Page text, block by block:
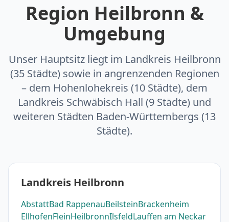
Region Heilbronn &
Umgebung
Unser Hauptsitz liegt im Landkreis Heilbronn
(35 Städte) sowie in angrenzenden Regionen
– dem Hohenlohekreis (10 Städte), dem
Landkreis Schwäbisch Hall (9 Städte) und
weiteren Städten Baden-Württembergs (13
Städte).
Landkreis Heilbronn
AbstattBad RappenauBeilsteinBrackenheim
EllhofenFleinHeilbronnIlsfeldLauffen am Neckar